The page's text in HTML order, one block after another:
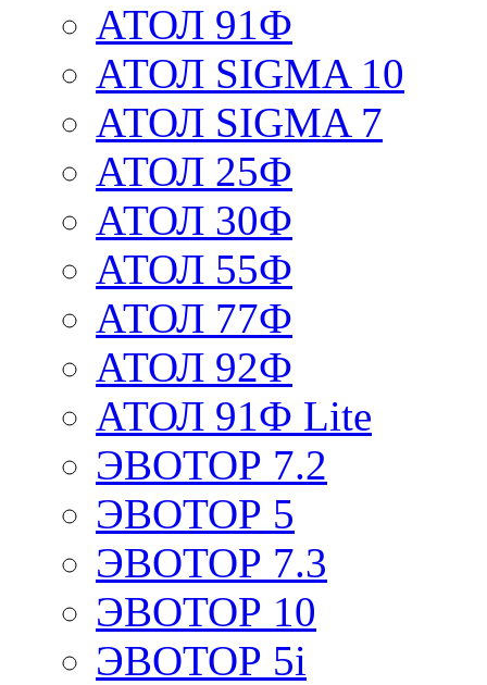
АТОЛ 91Ф
АТОЛ SIGMA 10
АТОЛ SIGMA 7
АТОЛ 25Ф
АТОЛ 30Ф
АТОЛ 55Ф
АТОЛ 77Ф
АТОЛ 92Ф
АТОЛ 91Ф Lite
ЭВОТОР 7.2
ЭВОТОР 5
ЭВОТОР 7.3
ЭВОТОР 10
ЭВОТОР 5i